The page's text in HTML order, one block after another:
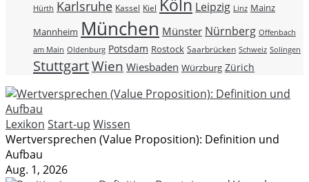
Hürth Karlsruhe Kassel Kiel Köln Leipzig Linz Mainz
Mannheim München Münster Nürnberg Offenbach
am Main Oldenburg Potsdam Rostock Saarbrücken Schweiz Solingen
StuttgartWien Wiesbaden Würzburg Zürich
Lexikon Start-up Wissen
Wertversprechen (Value Proposition): Definition und
Aufbau
Aug. 1, 2026